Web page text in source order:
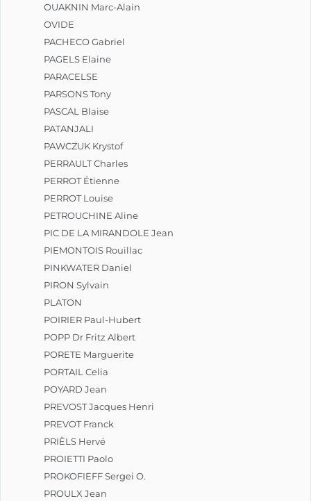
OUAKNIN Marc-Alain
OVIDE
PACHECO Gabriel
PAGELS Elaine
PARACELSE
PARSONS Tony
PASCAL Blaise
PATANJALI
PAWCZUK Krystof
PERRAULT Charles
PERROT Étienne
PERROT Louise
PETROUCHINE Aline
PIC DE LA MIRANDOLE Jean
PIEMONTOIS Rouillac
PINKWATER Daniel
PIRON Sylvain
PLATON
POIRIER Paul-Hubert
POPP Dr Fritz Albert
PORETE Marguerite
PORTAIL Celia
POYARD Jean
PREVOST Jacques Henri
PREVOT Franck
PRIËLS Hervé
PROIETTI Paolo
PROKOFIEFF Sergei O.
PROULX Jean